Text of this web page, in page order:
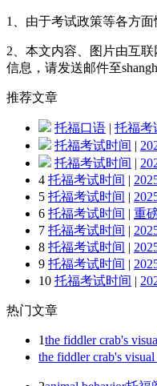
1、由于考试政策等各方
2、本文内容、图片由互
信息，请发送邮件至
推荐文章
托福口语 | 托福考
托福考试时间 |
托福考试时间 |
4 托福考试时间 |
5 托福考试时间 |
6 托福考试时间 | 重
7 托福考试时间 |
8 托福考试时间 |
9 托福考试时间 |
10 托福考试时间 |
热门文章
1the fiddler crab's
the fiddler crab's